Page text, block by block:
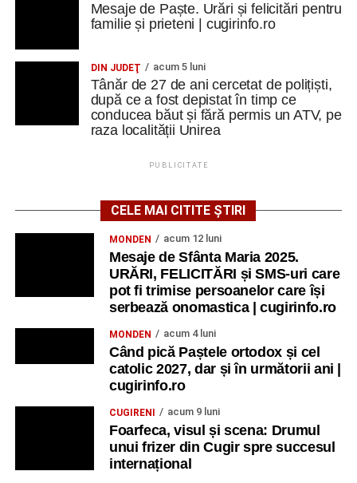
Mesaje de Paște. Urări și felicitări pentru
familie și prieteni | cugirinfo.ro
DIN JUDEŢ acum 5 luni
Tânăr de 27 de ani cercetat de polițiști,
după ce a fost depistat în timp ce
conducea băut și fără permis un ATV, pe
raza localității Unirea
PUBLICITATE
CELE MAI CITITE ȘTIRI
MONDEN acum 12 luni
Mesaje de Sfânta Maria 2025.
URĂRI, FELICITĂRI și SMS-uri care
pot fi trimise persoanelor care își
serbează onomastica | cugirinfo.ro
MONDEN acum 4 luni
Când pică Paștele ortodox și cel
catolic 2027, dar și în următorii ani |
cugirinfo.ro
CUGIRENI acum 9 luni
Foarfeca, visul și scena: Drumul
unui frizer din Cugir spre succesul
internațional